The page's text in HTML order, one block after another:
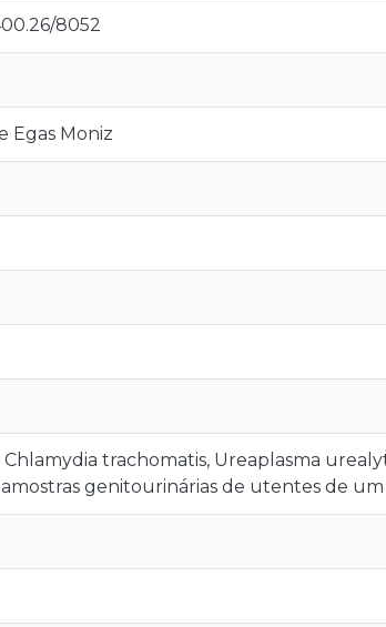
8052
Egas Moniz
trachomatis, Ureaplasma
genitourinárias de utentes de